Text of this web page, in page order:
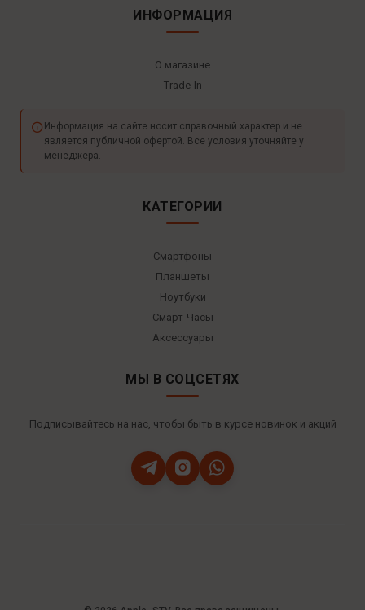
ИНФОРМАЦИЯ
О магазине
Trade-In
Информация на сайте носит справочный характер и не
является публичной офертой. Все условия уточняйте у
менеджера.
КАТЕГОРИИ
Смартфоны
Планшеты
Ноутбуки
Смарт-Часы
Аксессуары
МЫ В СОЦСЕТЯХ
Подписывайтесь на нас, чтобы быть в курсе новинок и акций